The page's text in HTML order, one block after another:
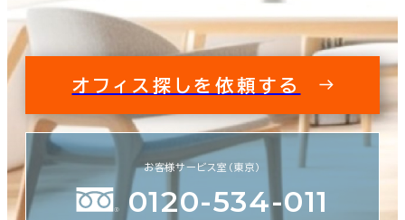
オフィス探しを依頼する
お客様サービス室（東京）
0120-534-011